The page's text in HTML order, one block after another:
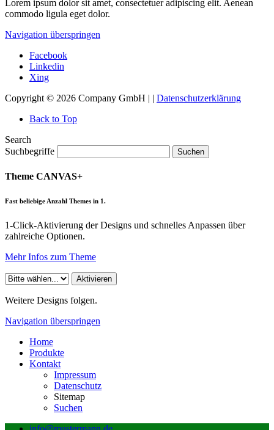
Lorem ipsum dolor sit amet, consectetuer adipiscing elit. Aenean
commodo ligula eget dolor.
Navigation überspringen
Facebook
Linkedin
Xing
Copyright © 2026 Company GmbH | | Datenschutzerklärung
Back to Top
Search
Suchbegriffe
Suchen
Theme CANVAS+
Fast beliebige Anzahl Themes in 1.
1-Click-Aktivierung der Designs und schnelles Anpassen über
zahlreiche Optionen.
Mehr Infos zum Theme
Weitere Designs folgen.
Navigation überspringen
Home
Produkte
Kontakt
Impressum
Datenschutz
Sitemap
Suchen